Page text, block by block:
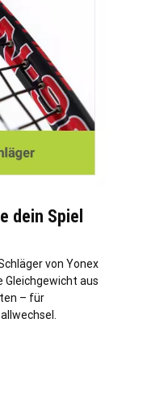
dein Spiel
von Yonex
Gleichgewicht aus
– für